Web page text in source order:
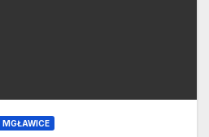
MGŁAWICE